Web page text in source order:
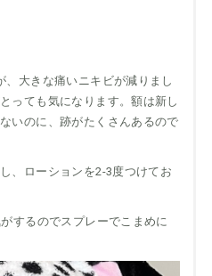
大きな痛いニキビが減りまし
っても気になります。額は新し
いのに、跡がたくさんあるので
、ローションを2-3度つけてお
するのでスプレーでこまめに